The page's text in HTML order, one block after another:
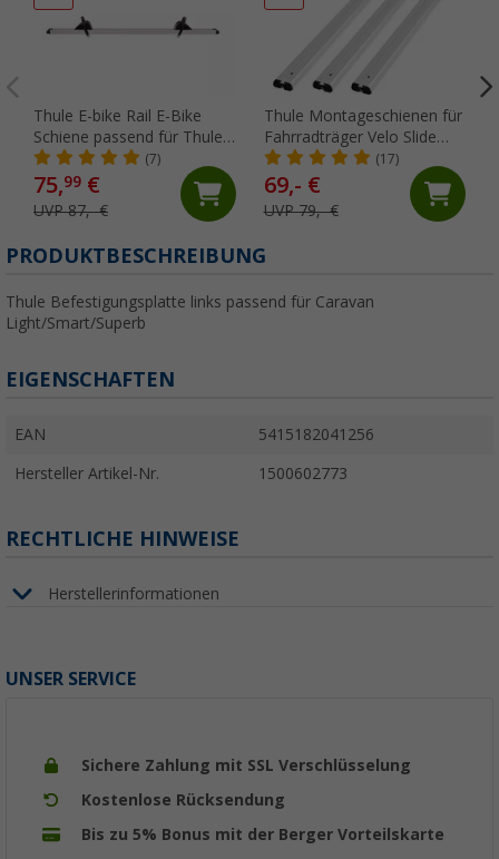
Thule E-bike Rail E-Bike
Schiene passend für Thule
Sport G2 / Esse 4 CD
Fahrradträger
(7)
75,99 €
UVP 87,- €
Thule Montageschienen für
Fahrradträger Velo Slide
70cm
(17)
69,- €
UVP 79,- €
PRODUKTBESCHREIBUNG
Thule Befestigungsplatte links passend für Caravan
Light/Smart/Superb
EIGENSCHAFTEN
EAN 5415182041256
Hersteller Artikel-Nr. 1500602773
RECHTLICHE HINWEISE
Herstellerinformationen
UNSER SERVICE
Sichere Zahlung mit SSL Verschlüsselung
Kostenlose Rücksendung
Bis zu 5% Bonus mit der Berger Vorteilskarte